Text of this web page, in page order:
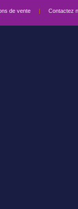
de vente | Contactez